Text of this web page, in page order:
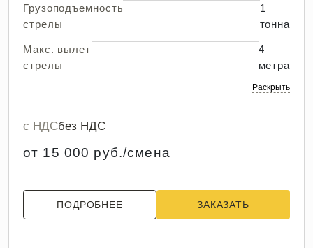
Грузоподъемность
стрелы
1
тонна
Макс. вылет
стрелы
4
метра
Раскрыть
с НДСбез НДС
от 15 000 руб./смена
ПОДРОБНЕЕ ЗАКАЗАТЬ